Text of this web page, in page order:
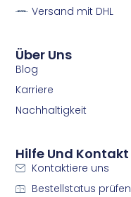
k
a
Über Uns
Blog
Karriere
Nachhaltigkeit
Versand mit DHL
Hilfe Und Kontakt
Kontaktiere uns
Bestellstatus prüfen